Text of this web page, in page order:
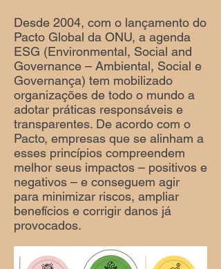
Desde 2004, com o lançamento do
Pacto Global da ONU, a agenda
ESG (Environmental, Social and
Governance – Ambiental, Social e
Governança) tem mobilizado
organizações de todo o mundo a
adotar práticas responsáveis e
transparentes. De acordo com o
Pacto, empresas que se alinham a
esses princípios compreendem
melhor seus impactos – positivos e
negativos – e conseguem agir
para minimizar riscos, ampliar
benefícios e corrigir danos já
provocados.